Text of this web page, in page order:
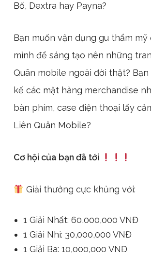
Bố, Dextra hay Payna?
Bạn muốn vận dụng gu thẩm mỹ
mình để sáng tạo nên những
Quân mobile ngoài đời thật?
kế các mặt hàng merchandise
bàn phím, case điện thoại lấy
Liên Quân Mobile?
Cơ hội của bạn đã tới
Giải thưởng cực khủng với:
1 Giải Nhất: 60,000,000 VNĐ
1 Giải Nhì: 30,000,000 VNĐ
1 Giải Ba: 10,000,000 VNĐ